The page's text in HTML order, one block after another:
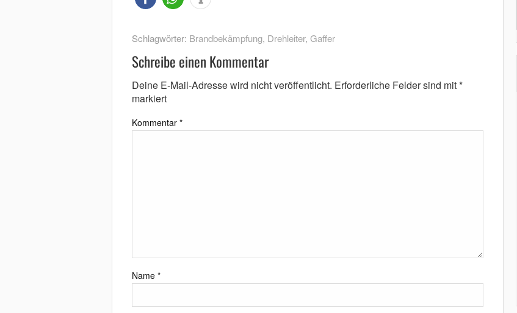
Schlagwörter: Brandbekämpfung, Drehleiter, Gaffer
Schreibe einen Kommentar
Deine E-Mail-Adresse wird nicht veröffentlicht. Erforderliche Felder sind mit*
markiert
Kommentar *
Name *